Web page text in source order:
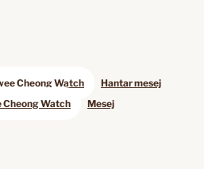
Hantar mesej
Mesej